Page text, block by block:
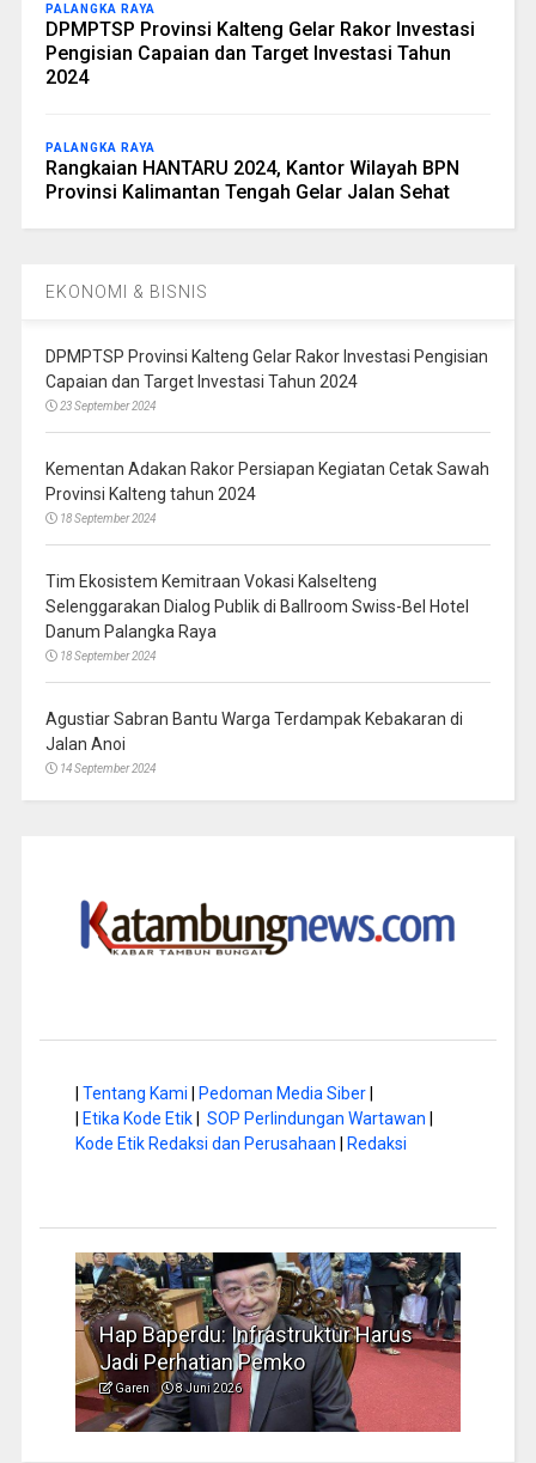
PALANGKA RAYA
DPMPTSP Provinsi Kalteng Gelar Rakor Investasi
Pengisian Capaian dan Target Investasi Tahun
2024
PALANGKA RAYA
Rangkaian HANTARU 2024, Kantor Wilayah BPN
Provinsi Kalimantan Tengah Gelar Jalan Sehat
EKONOMI & BISNIS
DPMPTSP Provinsi Kalteng Gelar Rakor Investasi Pengisian
Capaian dan Target Investasi Tahun 2024
23 September 2024
Kementan Adakan Rakor Persiapan Kegiatan Cetak Sawah
Provinsi Kalteng tahun 2024
18 September 2024
Tim Ekosistem Kemitraan Vokasi Kalselteng
Selenggarakan Dialog Publik di Ballroom Swiss-Bel Hotel
Danum Palangka Raya
18 September 2024
Agustiar Sabran Bantu Warga Terdampak Kebakaran di
Jalan Anoi
14 September 2024
Tentang Kami Pedoman Media Siber|
Etika Kode Etik| SOP Perlindungan Wartawan
Kode Etik Redaksi dan Perusahaan
Redaksi
Hap Baperdu: Infrastruktur Harus
Jadi Perhatian Pemko
Garen 8 Juni 2026